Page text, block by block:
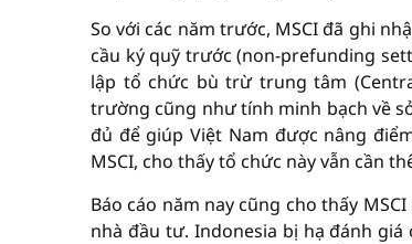
So với các năm trước, MSCI đã ghi
cầu ký quỹ trước (non-prefunding
lập tổ chức bù trừ trung tâm
trường cũng như tính minh bạch về
đủ để giúp Việt Nam được nâng
MSCI, cho thấy tổ chức này vẫn cần
Báo cáo năm nay cũng cho thấy
nhà đầu tư. Indonesia bị hạ đánh